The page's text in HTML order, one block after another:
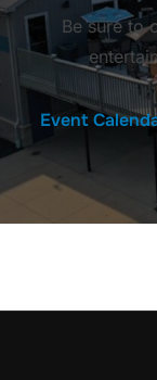
Be sure to
Event